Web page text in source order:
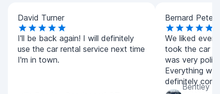
David Turner
I'll be back again! I will definitely
use the car rental service next time
I'm in town.
Bernard
We liked
took the car
was very
Everything
definitely
Bentley